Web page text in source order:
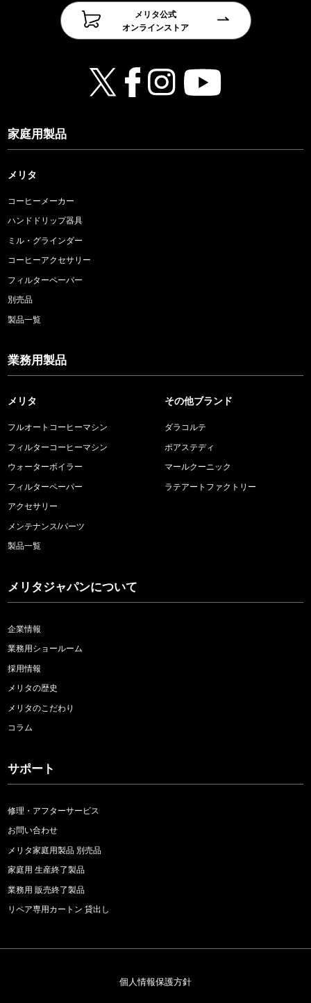
メリタ公式
オンラインストア
家庭用製品
メリタ
コーヒーメーカー
ハンドドリップ器具
ミル・グラインダー
コーヒーアクセサリー
フィルターペーパー
別売品
製品一覧
業務用製品
メリタ
フルオートコーヒーマシン
フィルターコーヒーマシン
ウォーターボイラー
フィルターペーパー
アクセサリー
メンテナンス/パーツ
製品一覧
その他ブランド
ダラコルテ
ポアステディ
マールクーニック
ラテアートファクトリー
メリタジャパンについて
企業情報
業務用ショールーム
採用情報
メリタの歴史
メリタのこだわり
コラム
サポート
修理・アフターサービス
お問い合わせ
メリタ家庭用製品 別売品
家庭用 生産終了製品
業務用 販売終了製品
リペア専用カートン 貸出し
個人情報保護方針